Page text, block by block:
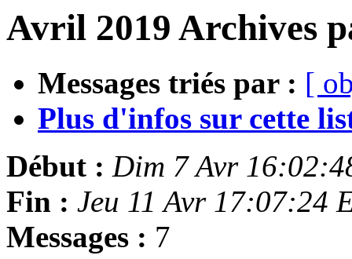
Avril 2019 Archives
Messages triés par : [
Plus d'infos sur cette
Début : Dim 7 Avr
Fin : Jeu 11 Avr 17:07:24
Messages : 7